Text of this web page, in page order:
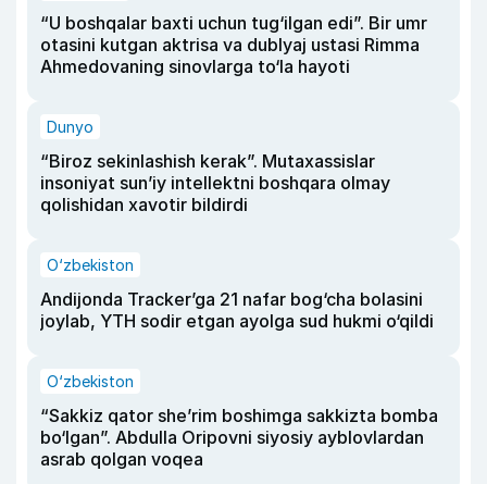
“U boshqalar baxti uchun tug‘ilgan edi”. Bir umr
otasini kutgan aktrisa va dublyaj ustasi Rimma
Ahmedovaning sinovlarga to‘la hayoti
Dunyo
“Biroz sekinlashish kerak”. Mutaxassislar
insoniyat sun’iy intellektni boshqara olmay
qolishidan xavotir bildirdi
O‘zbekiston
Andijonda Tracker’ga 21 nafar bog‘cha bolasini
joylab, YTH sodir etgan ayolga sud hukmi o‘qildi
O‘zbekiston
“Sakkiz qator she’rim boshimga sakkizta bomba
bo‘lgan”. Abdulla Oripovni siyosiy ayblovlardan
asrab qolgan voqea